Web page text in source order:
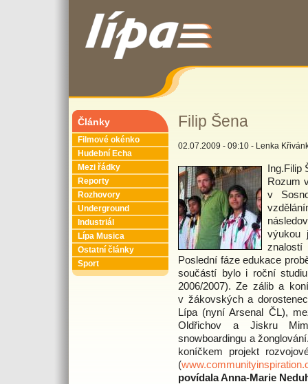
Filip Šena
02.07.2009 - 09:10 - Lenka
Ing.Filip
Rozum
v
výukou
Poslední fáze edukace
součástí bylo i roční
2006/2007). Ze zálib a
v žákovských a
Lípa (nyní Arsenal ČL),
Oldřichov a Jiskru
snowboardingu a
koníčkem projekt
(
povídala Anna-Marie
Články
Filmové okénko
Hudební Echa
Mezi řádky
Reporty
Rozhovory
Underground
Industriál
Lípa Musica
Ostatní články
Sport